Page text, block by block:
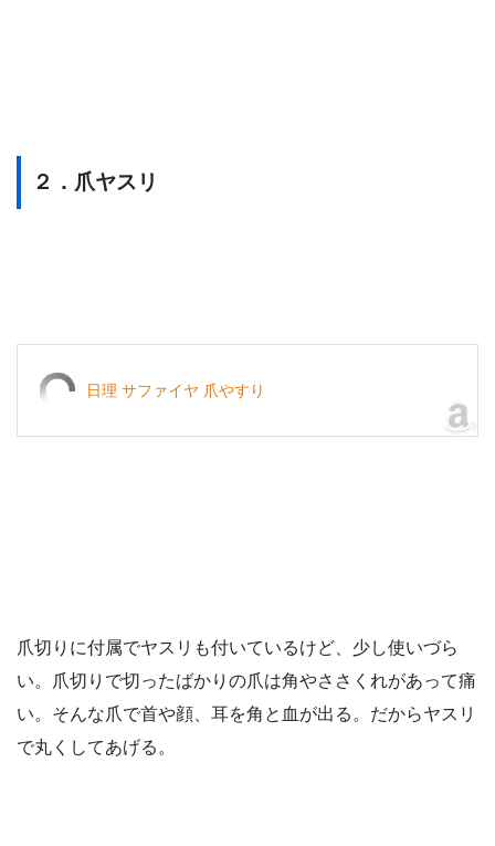
２．爪ヤスリ
日理 サファイヤ 爪やすり
爪切りに付属でヤスリも付いているけど、少し使いづら
い。爪切りで切ったばかりの爪は角やささくれがあって痛
い。そんな爪で首や顔、耳を角と血が出る。だからヤスリ
で丸くしてあげる。